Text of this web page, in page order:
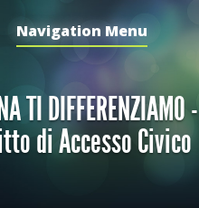
Navigation Menu
TI DIFFERENZIAMO -
di Accesso Civico